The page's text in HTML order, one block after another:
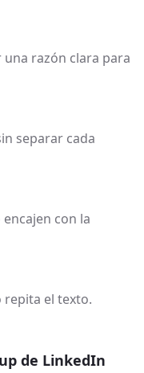
razón clara para
separar cada
con la
repita el texto.
de LinkedIn